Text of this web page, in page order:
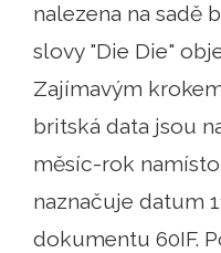
nalezena na sadě
slovy "Die Die"
Zajímavým
britská data jsou
měsíc-rok
naznačuje datum
dokumentu 60IF.